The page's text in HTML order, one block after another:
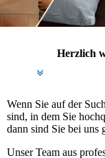
Herzlich
Wenn Sie auf der
sind, in dem Sie
dann sind Sie bei uns
Unser Team aus